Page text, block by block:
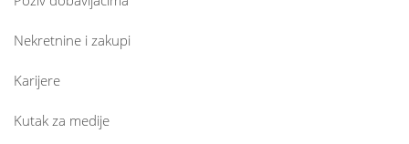
Nekretnine i zakupi
Karijere
Kutak za medije